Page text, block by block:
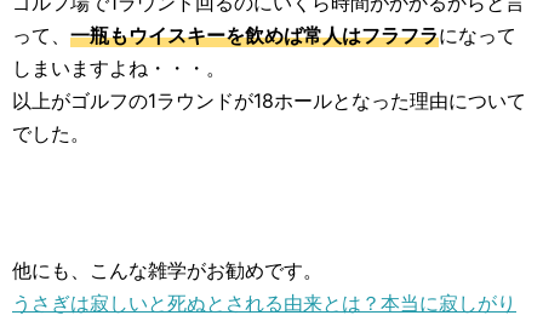
って、 一瓶もウイスキーを飲めば常人はフラフラになって
しまいますよね・・・。
以上がゴルフの1ラウンドが18ホールとなった理由について
でした。
他にも、こんな雑学がお勧めです。
うさぎは寂しいと死ぬとされる由来とは？本当に寂しがり